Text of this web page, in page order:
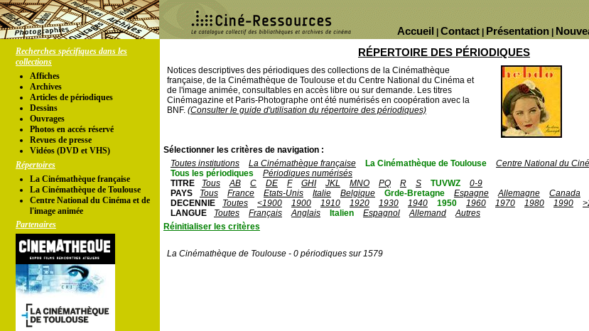
Présentation
Contact
Accueil
Recherches spécifiques dans les
collections
Affiches
Archives
Articles de périodiques
Dessins
Ouvrages
Photos en accés réservé
Revues de presse
Vidéos (DVD et VHS)
Répertoires
La Cinémathèque française
La Cinémathèque de Toulouse
Centre National du Cinéma et de
l'image animée
Partenaires
RÉPERTOIRE DES PÉRIODIQUES
Notices descriptives des périodiques des collections de la Cinémathèque
française, de la Cinémathèque de Toulouse et du Centre National du Cinéma et
de l'image animée, consultables en accès libre ou sur demande. Les titres
Cinémagazine et Paris-Photographe ont été numérisés en coopération avec la
BNF. (Consulter le guide d'utilisation du répertoire des périodiques)
Sélectionner les critères de navigation :
Toutes institutions
La Cinémathèque française La Cinémathèque de Toulouse
Centre National du
Tous les périodiques
Périodiques numérisés
TITRE
Tous AB C DE F GHI JKL MNO PQ R S TUVWZ
0-9
PAYS
Tous France Etats-Unis Italie Belgique Grde-Bretagne Espagne Allemagne Canada
DECENNIE
Toutes <1900 1900 1910 1920 1930 1940 1950 1960 1970 1980 1990
LANGUE
Toutes Français Anglais Italien Espagnol Allemand
Autres
Réinitialiser les critères
La Cinémathèque de Toulouse - 0 périodiques sur 1579